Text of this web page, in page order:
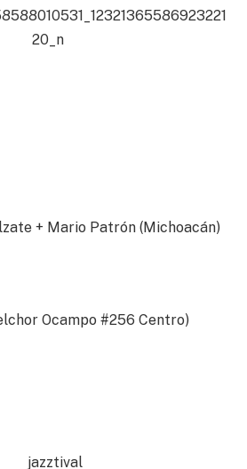
+ Mario Patrón (Michoacán)
Ocampo #256 Centro)